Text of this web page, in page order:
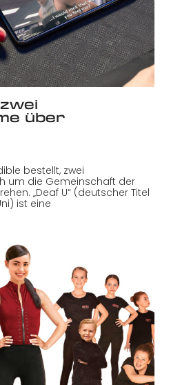
über
bestellt, zwei
um die Gemeinschaft der
„Deaf U“ (deutscher Titel
ist eine